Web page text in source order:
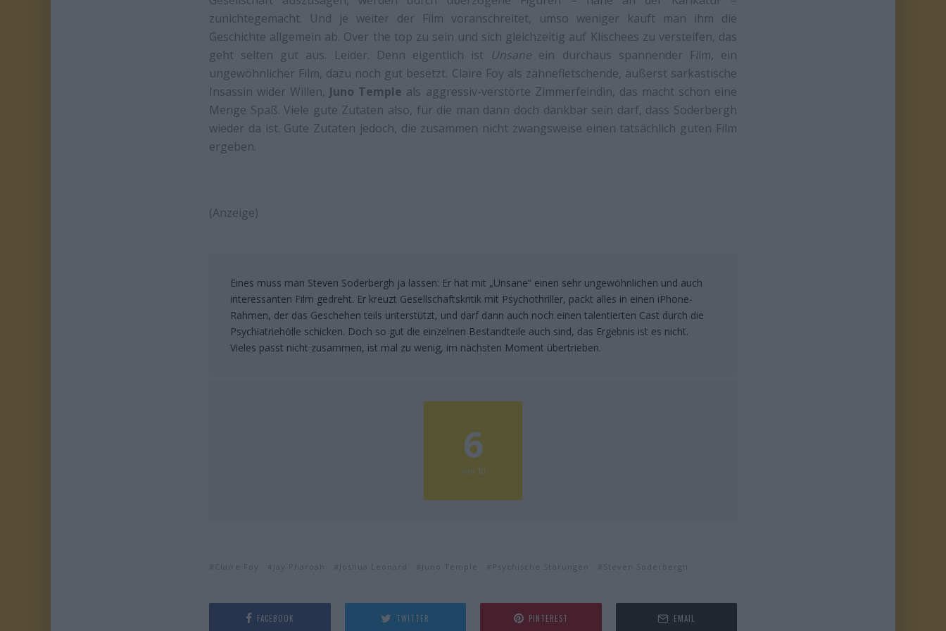
zunichtegemacht. Und je weiter der Film voranschreitet, umso weniger kauft man ihm die
Geschichte allgemein ab. Over the top zu sein und sich gleichzeitig auf Klischees zu versteifen, das
geht selten gut aus. Leider. Denn eigentlich ist Unsane ein durchaus spannender Film, ein
ungewöhnlicher Film, dazu noch gut besetzt. Claire Foy als zähnefletschende, äußerst sarkastische
Insassin wider Willen, Juno Temple als aggressiv-verstörte Zimmerfeindin, das macht schon eine
Menge Spaß. Viele gute Zutaten also, für die man dann doch dankbar sein darf, dass Soderbergh
wieder da ist. Gute Zutaten jedoch, die zusammen nicht zwangsweise einen tatsächlich guten Film
ergeben.
(Anzeige)
Eines muss man Steven Soderbergh ja lassen: Er hat mit „Unsane“ einen sehr ungewöhnlichen und auch
interessanten Film gedreht. Er kreuzt Gesellschaftskritik mit Psychothriller, packt alles in einen iPhone-
Rahmen, der das Geschehen teils unterstützt, und darf dann auch noch einen talentierten Cast durch die
Psychiatriehölle schicken. Doch so gut die einzelnen Bestandteile auch sind, das Ergebnis ist es nicht.
Vieles passt nicht zusammen, ist mal zu wenig, im nächsten Moment übertrieben.
6
von 10
Claire Foy Jay Pharoah Joshua Leonard Juno Temple Psychische Störungen Steven Soderbergh
FACEBOOK TWITTER PINTEREST EMAIL